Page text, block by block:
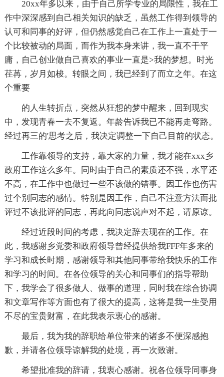
20xx年多以来，由于自己所学专业的局限性，我在工
作中深深感到自己相关知识的缺乏，虽然工作得到领导的
认可和同事的好评，但仍然感觉自己在工作上一直处于一
个比较被动的局面，而作为我本身来讲，我一直不干平
庸，自己创业做自己喜欢的事业一直是>我的梦想。时光
荏苒，岁月如梭。转眼之间，我已经到了而立之年。在这
个重要
的人生转折点，突然从狂想的梦中醒来，回到现实
中，发现青春一去不复返。年龄告诉我已不能再走弯路。
经过再三的'思考之后，我决定调整一下自己目前的状态。
工作靠领导的支持，靠大家的力量，我才能在xxx乡
政府工作这么多年。同时由于自己的素质还不强，水平还
不高，在工作中也做过一些不该做的错事。因工作也伤害
过个别同志的感情。特别是因工作，自己不注意方法而批
评过不该批评的同志，再此向同志说声对不起，请原谅。
经过近段时间的考虑，我决定辞去现在的工作。在
此，我感谢乡党委和政府领导曾经提供给我FFF年多来的
学习和成长时期，感谢领导和其他同事带给我快乐的工作
和学习的时间。在各位领导的关心和同事们的指导帮助
下，我学会了很多做人、做事的道理，同时我在综合协调
和文章写作等方面也有了很大的提高，这将是我一生受用
不尽的宝贵财富，在此我表示衷心的感谢。
最后，我为我的辞职给单位带来的诸多不便深感抱
歉，并请各位领导谅解我的处境，再一次致谢。
希望批准我的辞请，我衷心感谢。祝各位领导同事身